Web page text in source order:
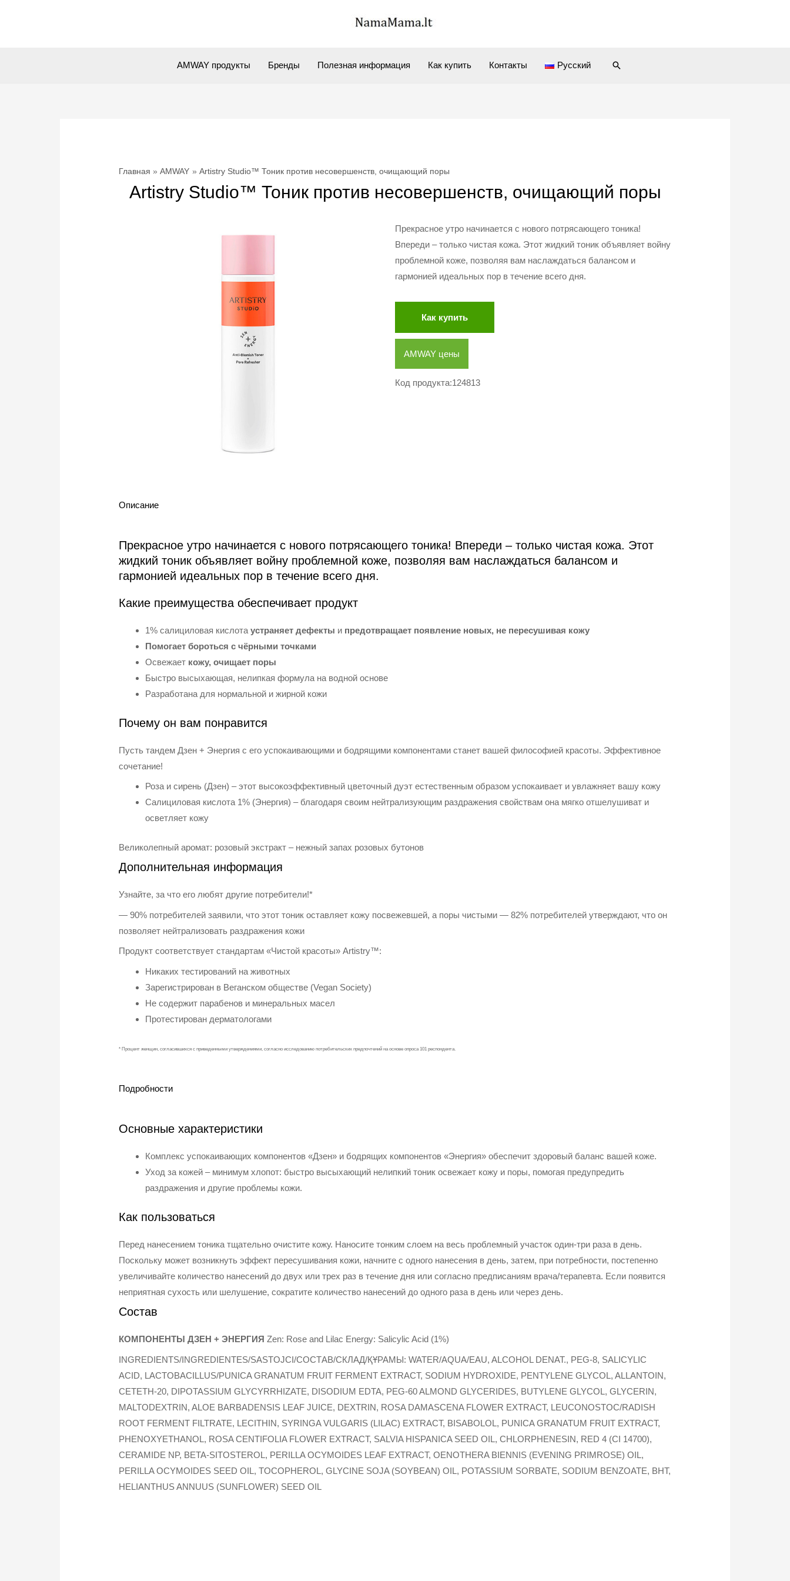
AMWAY продукты Бренды Полезная информация Как купить Контакты Русский Поиск
Главная AMWAY Artistry Studio™ Тоник против несовершенств, очищающий поры
Artistry Studio™ Тоник против несовершенств, очищающий поры
Прекрасное утро начинается с нового потрясающего тоника!
Впереди – только чистая кожа. Этот жидкий тоник объявляет войну
проблемной коже, позволяя вам наслаждаться балансом и
гармонией идеальных пор в течение всего дня.
Как купить
AMWAY цены
Код продукта:124813
Описание
Прекрасное утро начинается с нового потрясающего тоника! Впереди – только чистая кожа. Этот
жидкий тоник объявляет войну проблемной коже, позволяя вам наслаждаться балансом и
гармонией идеальных пор в течение всего дня.
Какие преимущества обеспечивает продукт
1% салициловая кислотаустраняет дефекты и предотвращает появление новых, не пересушивая кожу
Помогает бороться с чёрными точками
Освежает кожу, очищает поры
Быстро высыхающая, нелипкая формула на водной основе
Разработана для нормальной и жирной кожи
Почему он вам понравится
Пусть тандем Дзен + Энергия с его успокаивающими и бодрящими компонентами станет вашей философией красоты. Эффективное
сочетание!
Роза и сирень (Дзен) – этот высокоэффективный цветочный дуэт естественным образом успокаивает и увлажняет вашу кожу
Салициловая кислота 1% (Энергия) – благодаря своим нейтрализующим раздражения свойствам она мягко отшелушиват и
осветляет кожу
Великолепный аромат: розовый экстракт – нежный запах розовых бутонов
Дополнительная информация
Узнайте, за что его любят другие потребители!*
— 90% потребителей заявили, что этот тоник оставляет кожу посвежевшей, а поры чистыми — 82% потребителей утверждают, что он
позволяет нейтрализовать раздражения кожи
Продукт соответствует стандартам «Чистой красоты» Artistry™:
Никаких тестирований на животных
Зарегистрирован в Веганском обществе (Vegan Society)
Не содержит парабенов и минеральных масел
Протестирован дерматологами
* Процент женщин, согласившихся с приведенными утверждениями, согласно исследованию потребительских предпочтений на основе опроса 101 респондента.
Подробности
Основные характеристики
Комплекс успокаивающих компонентов «Дзен» и бодрящих компонентов «Энергия» обеспечит здоровый баланс вашей коже.
Уход за кожей – минимум хлопот: быстро высыхающий нелипкий тоник освежает кожу и поры, помогая предупредить
раздражения и другие проблемы кожи.
Как пользоваться
Перед нанесением тоника тщательно очистите кожу. Наносите тонким слоем на весь проблемный участок один-три раза в день.
Поскольку может возникнуть эффект пересушивания кожи, начните с одного нанесения в день, затем, при потребности, постепенно
увеличивайте количество нанесений до двух или трех раз в течение дня или согласно предписаниям врача/терапевта. Если появится
неприятная сухость или шелушение, сократите количество нанесений до одного раза в день или через день.
Состав
КОМПОНЕНТЫ ДЗЕН + ЭНЕРГИЯ Zen: Rose and Lilac Energy: Salicylic Acid (1%)
INGREDIENTS/INGREDIENTES/SASTOJCI/СОСТАВ/СКЛАД/ҚҰРАМЫ: WATER/AQUA/EAU, ALCOHOL DENAT., PEG-8, SALICYLIC
ACID, LACTOBACILLUS/PUNICA GRANATUM FRUIT FERMENT EXTRACT, SODIUM HYDROXIDE, PENTYLENE GLYCOL, ALLANTOIN,
CETETH-20, DIPOTASSIUM GLYCYRRHIZATE, DISODIUM EDTA, PEG-60 ALMOND GLYCERIDES, BUTYLENE GLYCOL, GLYCERIN,
MALTODEXTRIN, ALOE BARBADENSIS LEAF JUICE, DEXTRIN, ROSA DAMASCENA FLOWER EXTRACT, LEUCONOSTOC/RADISH
ROOT FERMENT FILTRATE, LECITHIN, SYRINGA VULGARIS (LILAC) EXTRACT, BISABOLOL, PUNICA GRANATUM FRUIT EXTRACT,
PHENOXYETHANOL, ROSA CENTIFOLIA FLOWER EXTRACT, SALVIA HISPANICA SEED OIL, CHLORPHENESIN, RED 4 (CI 14700),
CERAMIDE NP, BETA-SITOSTEROL, PERILLA OCYMOIDES LEAF EXTRACT, OENOTHERA BIENNIS (EVENING PRIMROSE) OIL,
PERILLA OCYMOIDES SEED OIL, TOCOPHEROL, GLYCINE SOJA (SOYBEAN) OIL, POTASSIUM SORBATE, SODIUM BENZOATE, BHT,
HELIANTHUS ANNUUS (SUNFLOWER) SEED OIL